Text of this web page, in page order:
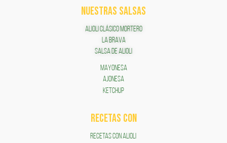
NUESTRAS SALSAS
ALIOLI CLÁSICO MORTERO
LA BRAVA
SALSA DE ALIOLI
MAYONESA
AJONESA
KETCHUP
RECETAS COn
RECETAS CON ALIOLI